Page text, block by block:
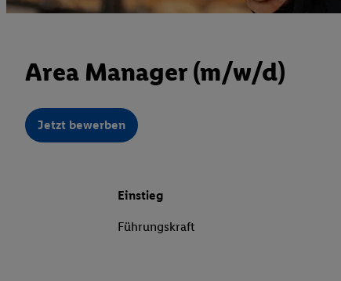
Area Manager (m/w/d)
Jetzt bewerben
Einstieg
Führungskraft